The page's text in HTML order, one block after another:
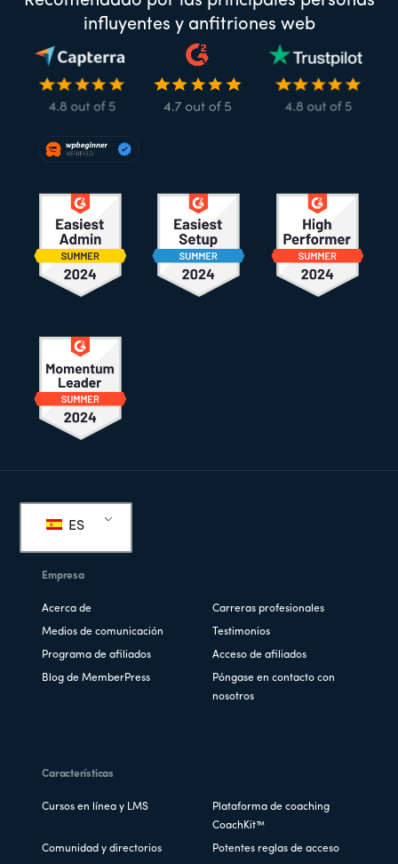
influyentes y anfitriones web
de
página
ES
Empresa
Acerca de Carreras profesionales
Medios de comunicación Testimonios
Programa de afiliados Acceso de afiliados
Blog de MemberPress
Póngase en contacto con
nosotros
Características
Cursos en línea y LMS
Plataforma de coaching
CoachKit™
Comunidad y directorios Potentes reglas de acceso